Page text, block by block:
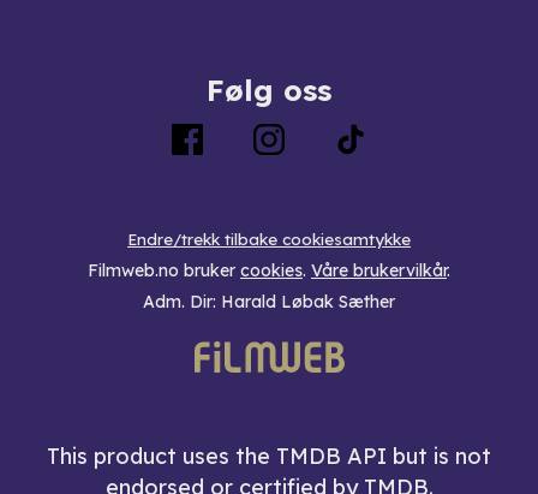
Følg oss
Endre/trekk tilbake cookiesamtykke
Filmweb.no bruker cookies. Våre brukervilkår.
Adm. Dir: Harald Løbak Sæther
This product uses the TMDB API but is not
endorsed or certified by TMDB.